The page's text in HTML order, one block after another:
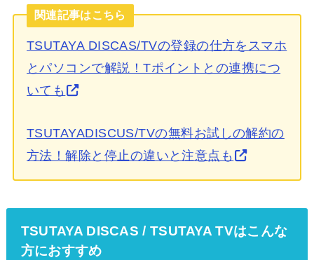
関連記事はこちら
TSUTAYA DISCAS/TVの登録の仕方をスマホ
とパソコンで解説！Tポイントとの連携につ
いても
TSUTAYADISCUS/TVの無料お試しの解約の
方法！解除と停止の違いと注意点も
TSUTAYA DISCAS / TSUTAYA TVはこんな
方におすすめ